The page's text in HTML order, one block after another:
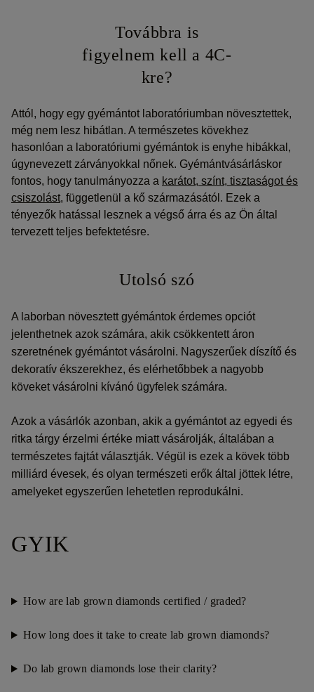
Továbbra is
figyelnem kell a 4C-
kre?
Attól, hogy egy gyémántot laboratóriumban növesztettek,
még nem lesz hibátlan. A természetes kövekhez
hasonlóan a laboratóriumi gyémántok is enyhe hibákkal,
úgynevezett zárványokkal nőnek. Gyémántvásárláskor
fontos, hogy tanulmányozza a karátot, színt, tisztaságot és
csiszolást, függetlenül a kő származásától. Ezek a
tényezők hatással lesznek a végső árra és az Ön által
tervezett teljes befektetésre.
Utolsó szó
A laborban növesztett gyémántok érdemes opciót
jelenthetnek azok számára, akik csökkentett áron
szeretnének gyémántot vásárolni. Nagyszerűek díszítő és
dekoratív ékszerekhez, és elérhetőbbek a nagyobb
köveket vásárolni kívánó ügyfelek számára.
Azok a vásárlók azonban, akik a gyémántot az egyedi és
ritka tárgy érzelmi értéke miatt vásárolják, általában a
természetes fajtát választják. Végül is ezek a kövek több
milliárd évesek, és olyan természeti erők által jöttek létre,
amelyeket egyszerűen lehetetlen reprodukálni.
GYIK
How are lab grown diamonds certified / graded?
How long does it take to create lab grown diamonds?
Do lab grown diamonds lose their clarity?